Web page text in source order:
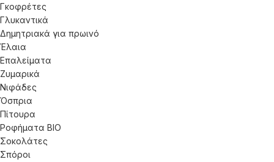
Γκοφρέτες
Γλυκαντικά
Δημητριακά για πρωινό
Έλαια
Επαλείματα
Ζυμαρικά
Νιφάδες
Όσπρια
Πίτουρα
Ροφήματα ΒΙΟ
Σοκολάτες
Σπόροι